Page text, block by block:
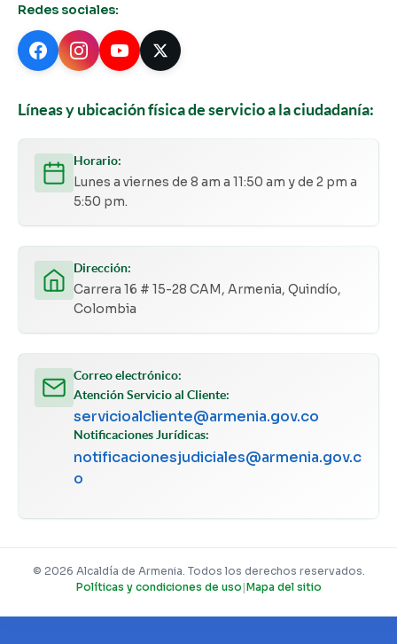
Redes sociales:
Líneas y ubicación física de servicio a la ciudadanía:
Horario:
Lunes a viernes de 8 am a 11:50 am y de 2 pm a
5:50 pm.
Dirección:
Carrera 16 # 15-28 CAM, Armenia, Quindío,
Colombia
Correo electrónico:
Atención Servicio al Cliente:
servicioalcliente@armenia.gov.co
Notificaciones Jurídicas:
notificacionesjudiciales@armenia.gov.c
o
© 2026 Alcaldía de Armenia. Todos los derechos reservados.
Políticas y condiciones de uso |Mapa del sitio